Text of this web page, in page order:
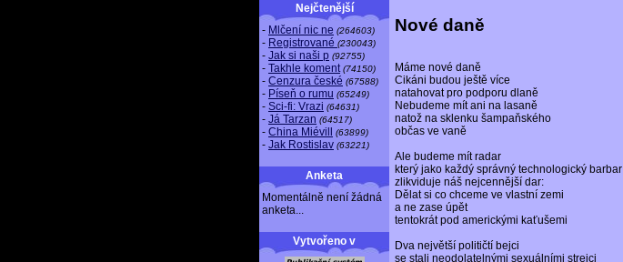
Nejčtenější
- Mlčení nic ne (264603)
- Registrované (230043)
- Jak si naši p (92755)
- Takhle koment (74150)
- Cenzura české (67588)
- Píseň o rumu (65249)
- Sci-fi: Vrazi (64631)
- Já Tarzan (64517)
- China Miévill (63899)
- Jak Rostislav (63221)
Anketa
Momentálně není žádná
anketa...
Vytvořeno v
Nové daně
Máme nové daně
Cikáni budou ještě více
natahovat pro podporu dlaně
Nebudeme mít ani na lasaně
natož na sklenku šampaňského
občas ve vaně
Ale budeme mít radar
který jako každý správný technologický barbar
zlikviduje náš nejcennější dar:
Dělat si co chceme ve vlastní zemi
a ne zase úpět
tentokrát pod americkými kaťušemi
Dva největší političtí bejci
se stali neodolatelnými sexuálními strejci